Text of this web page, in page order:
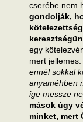
cserébe nem
gondolják,
egy
mert jellemes.
ennél sokkal
anyaméhben
ige messze
mások úgy
minket, mert